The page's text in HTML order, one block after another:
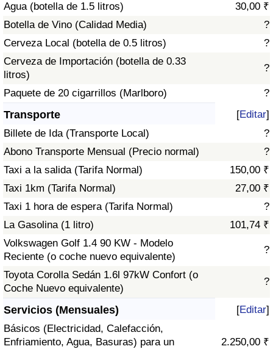
Agua (botella de 1.5 litros)
30,00 ₹
Botella de Vino (Calidad Media)
?
Cerveza Local (botella de 0.5 litros)
?
Cerveza de Importación (botella de 0.33
litros)
?
Paquete de 20 cigarrillos (Marlboro) ?
Transporte [Editar]
Billete de Ida (Transporte Local)
?
Abono Transporte Mensual (Precio normal)
?
Taxi a la salida (Tarifa Normal)
150,00 ₹
Taxi 1km (Tarifa Normal)
27,00 ₹
Taxi 1 hora de espera (Tarifa Normal)
?
La Gasolina (1 litro)
101,74 ₹
Volkswagen Golf 1.4 90 KW - Modelo
Reciente (o coche nuevo equivalente)
?
Toyota Corolla Sedán 1.6l 97kW Confort (o
Coche Nuevo equivalente)
?
Servicios (Mensuales) [Editar]
Básicos (Electricidad, Calefacción,
Enfriamiento, Agua, Basuras) para un
2.250,00 ₹
Índice de Tráfico
Índice de Tráfico (Actual)
Índice de Tráfico por País